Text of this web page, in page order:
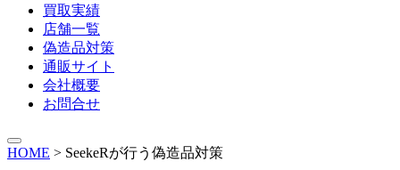
買取実績
店舗一覧
偽造品対策
通販サイト
会社概要
お問合せ
HOME > SeekeRが行う偽造品対策